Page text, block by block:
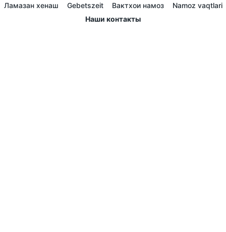
Ламазан хенаш
Gebetszeit Вактхои намоз
Namoz vaqtlari
Наши контакты